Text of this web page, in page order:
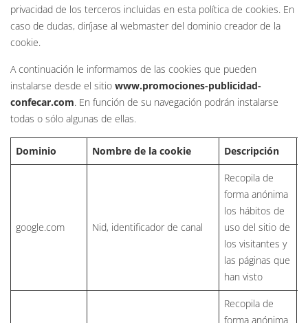
privacidad de los terceros incluidas en esta política de cookies. En
caso de dudas, diríjase al webmaster del dominio creador de la
cookie.
A continuación le informamos de las cookies que pueden
instalarse desde el sitio www.promociones-publicidad-
confecar.com. En función de su navegación podrán instalarse
todas o sólo algunas de ellas.
Dominio Nombre de la cookie Descripción
google.com Nid, identificador de canal
Recopila de
forma anónima
los hábitos de
uso del sitio de
los visitantes y
las páginas que
han visto
Recopila de
forma anónima